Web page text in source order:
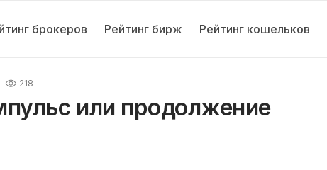
брокеров Рейтинг бирж Рейтинг кошельков
218
или продолжение